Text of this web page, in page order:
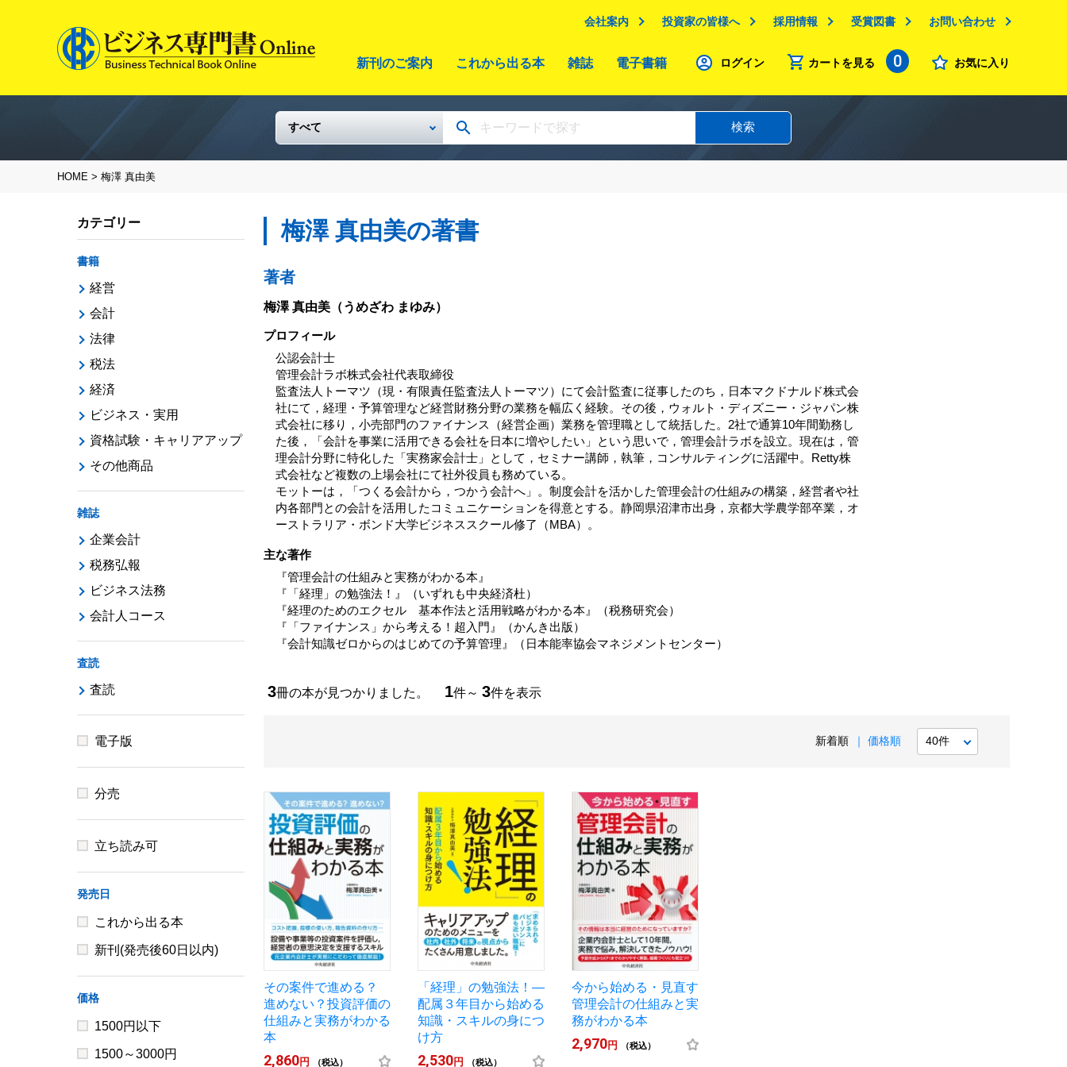
会社案内 投資家の皆様へ 採用情報 受賞図書 お問い合わせ
新刊のご案内 これから出る本 雑誌 電子書籍 ログイン カートを見る 0 お気に入り
検索
HOME > 梅澤 真由美
梅澤 真由美の著書
著者
梅澤 真由美 （うめざわ まゆみ）
プロフィール
公認会計士
管理会計ラボ株式会社代表取締役
監査法人トーマツ（現・有限責任監査法人トーマツ）にて会計監査に従事したのち，日本マクドナルド株式会
社にて，経理・予算管理など経営財務分野の業務を幅広く経験。その後，ウォルト・ディズニー・ジャパン株
式会社に移り，小売部門のファイナンス（経営企画）業務を管理職として統括した。2社で通算10年間勤務し
た後，「会計を事業に活用できる会社を日本に増やしたい」という思いで，管理会計ラボを設立。現在は，管
理会計分野に特化した「実務家会計士」として，セミナー講師，執筆，コンサルティングに活躍中。Retty株
式会社など複数の上場会社にて社外役員も務めている。
モットーは，「つくる会計から，つかう会計へ」。制度会計を活かした管理会計の仕組みの構築，経営者や社
内各部門との会計を活用したコミュニケーションを得意とする。静岡県沼津市出身，京都大学農学部卒業，オ
ーストラリア・ボンド大学ビジネススクール修了（MBA）。
主な著作
『管理会計の仕組みと実務がわかる本』
『「経理」の勉強法！』（いずれも中央経済杜）
『経理のためのエクセル 基本作法と活用戦略がわかる本』（税務研究会）
『「ファイナンス」から考える！超入門』（かんき出版）
『会計知識ゼロからのはじめての予算管理』（日本能率協会マネジメントセンター）
3冊の本が見つかりました。 1件～ 3件を表示
新着順 価格順
その案件で進める？
進めない？投資評価の
仕組みと実務がわかる
本
2,860円 （税込）
「経理」の勉強法！―
配属３年目から始める
知識・スキルの身につ
け方
2,530円 （税込）
今から始める・見直す
管理会計の仕組みと実
務がわかる本
2,970円 （税込）
カテゴリー
書籍
経営
会計
法律
税法
経済
ビジネス・実用
資格試験・キャリアアップ
その他商品
雑誌
企業会計
税務弘報
ビジネス法務
会計人コース
査読
査読
電子版
分売
立ち読み可
発売日
これから出る本
新刊(発売後60日以内)
価格
1500円以下
1500～3000円